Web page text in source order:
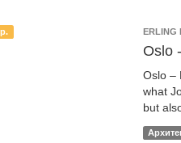
ERLING
Oslo
Oslo –
what
but